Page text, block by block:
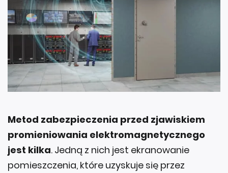
Metod zabezpieczenia przed zjawiskiem
promieniowania elektromagnetycznego
jest kilka. Jedną z nich jest ekranowanie
pomieszczenia, które uzyskuje się przez